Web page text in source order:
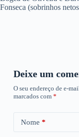
Fonseca (sobrinhos
Deixe um
O seu endereço de e-
marcados com *
Nome *